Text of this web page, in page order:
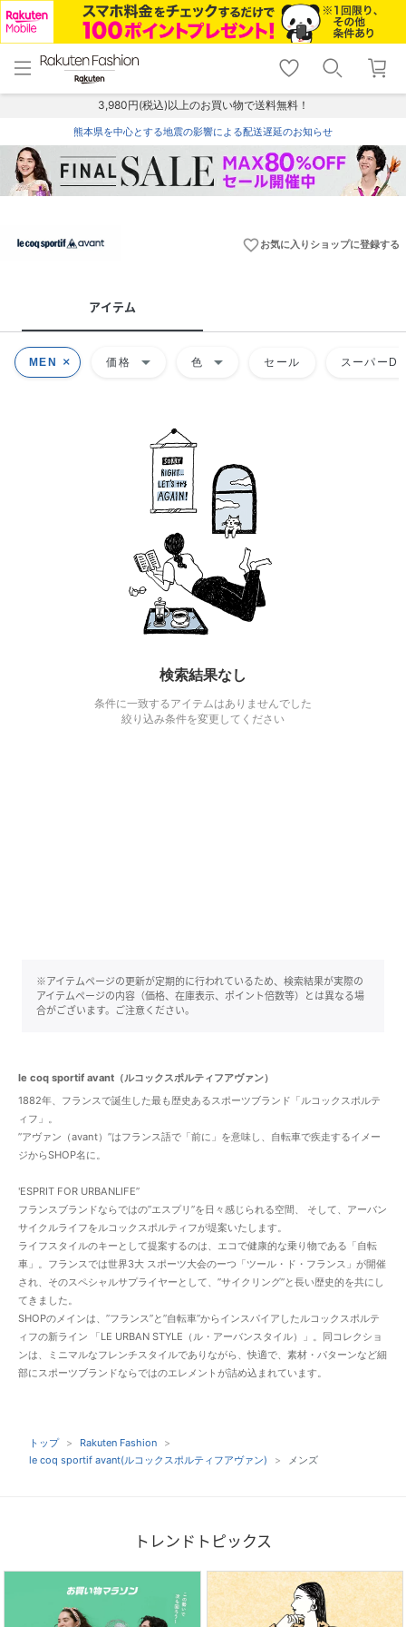
menu home
トップ
shopping_cart lock_outline
ログイン
3,980円(税込)以上のお買い物で送料無料！
熊本県を中心とする地震の影響による配送遅延のお知らせ
favorite_borderお気に入りショップに登録する
アイテム
MEN 価格 arrow_drop_down 色 arrow_drop_down セール スーパー
検索結果なし
条件に一致するアイテムはありませんでした
絞り込み条件を変更してください
※アイテムページの更新が定期的に行われているため、検索結果が実際の
アイテムページの内容（価格、在庫表示、ポイント倍数等）とは異なる場
合がございます。ご注意ください。
le coq sportif avant（ルコックスポルティフアヴァン）
1882年、フランスで誕生した最も歴史あるスポーツブランド「ルコックスポルテ
ィフ」。
”アヴァン（avant）”はフランス語で「前に」を意味し、自転車で疾走するイメー
ジからSHOP名に。
'ESPRIT FOR URBANLIFE”
フランスブランドならではの”エスプリ”を日々感じられる空間、 そして、アーバン
サイクルライフをルコックスポルティフが堤案いたします。
ライフスタイルのキーとして提案するのは、エコで健康的な乗り物である「自転
車」。フランスでは世界3大 スポーツ大会のーつ「ツール・ド・フランス」が開催
され、そのスペシャルサプライヤーとして、”サイクリング”と長い歴史的を共にし
てきました。
SHOPのメインは、”フランス”と”自転車”からインスパイアしたルコックスポルテ
ィフの新ライン 「LE URBAN STYLE（ル・アーバンスタイル）」。同コレクショ
ンは、ミニマルなフレンチスタイルでありながら、快適で、素材・パターンなど細
部にスポーツブランドならではのエレメントが詰め込まれています。
トップ
Rakuten Fashion
le coq sportif avant(ルコックスポルティフアヴァン)
メンズ
トレンドトピックス